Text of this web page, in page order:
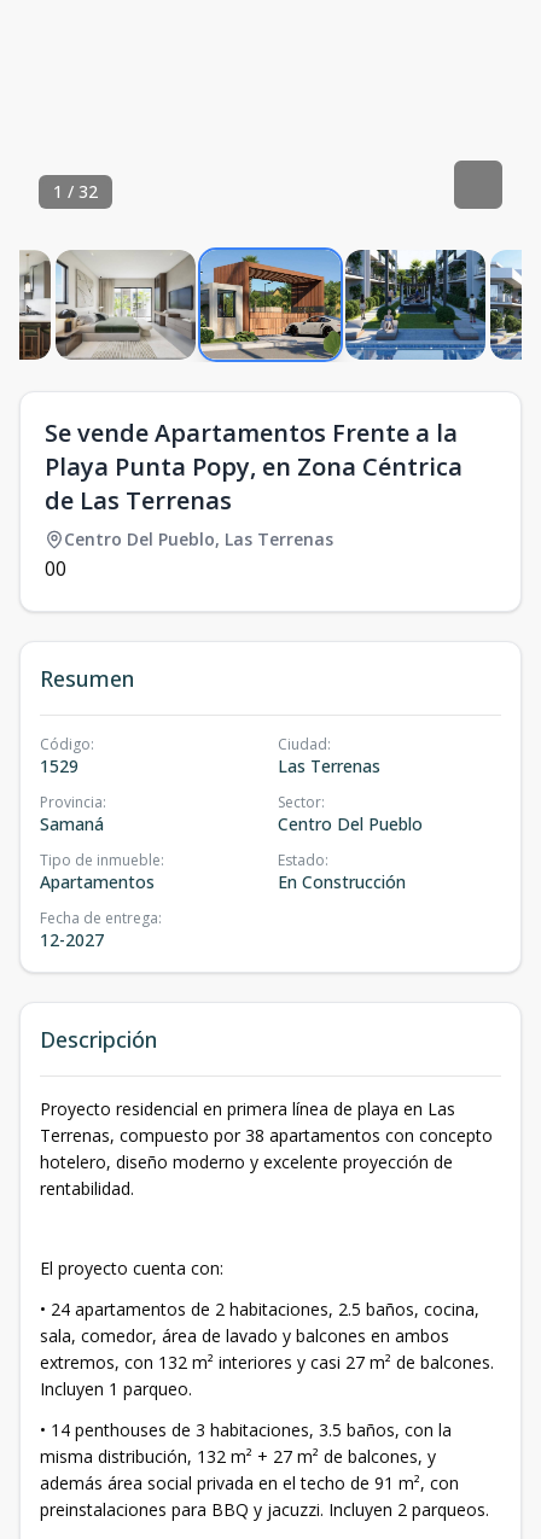
1 / 32
Se vende Apartamentos Frente a la
Playa Punta Popy, en Zona Céntrica
de Las Terrenas
Centro Del Pueblo, Las Terrenas
00
Resumen
Código:
1529
Ciudad:
Las Terrenas
Provincia:
Samaná
Sector:
Centro Del Pueblo
Tipo de inmueble:
Apartamentos
Estado:
En Construcción
Fecha de entrega:
12-2027
Descripción
Proyecto residencial en primera línea de playa en Las
Terrenas, compuesto por 38 apartamentos con concepto
hotelero, diseño moderno y excelente proyección de
rentabilidad.
El proyecto cuenta con:
• 24 apartamentos de 2 habitaciones, 2.5 baños, cocina,
sala, comedor, área de lavado y balcones en ambos
extremos, con 132 m² interiores y casi 27 m² de balcones.
Incluyen 1 parqueo.
• 14 penthouses de 3 habitaciones, 3.5 baños, con la
misma distribución, 132 m² + 27 m² de balcones, y
además área social privada en el techo de 91 m², con
preinstalaciones para BBQ y jacuzzi. Incluyen 2 parqueos.